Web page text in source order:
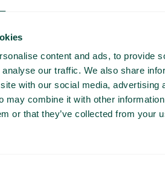
content and ads, to provide
our traffic. We also share
with our social media, advertising
may combine it with other
or that they’ve collected from your
utan installation,
eller extra hårdvara. Surfa säkert
i mobilnätet och stoppar hot
når användarnas telefoner.
som vanligt utanför EU med